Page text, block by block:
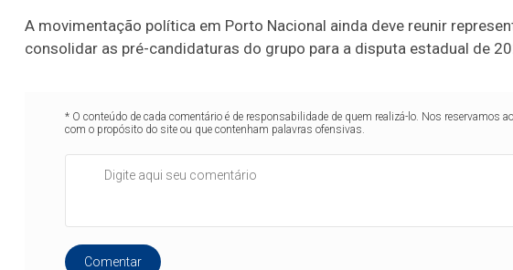
A movimentação política em Porto Nacional ainda deve reunir
consolidar as pré-candidaturas do grupo para a disputa estadual de
* O conteúdo de cada comentário é de responsabilidade de quem realizá-lo. Nos reservamos
com o propósito do site ou que contenham palavras ofensivas.
Comentar